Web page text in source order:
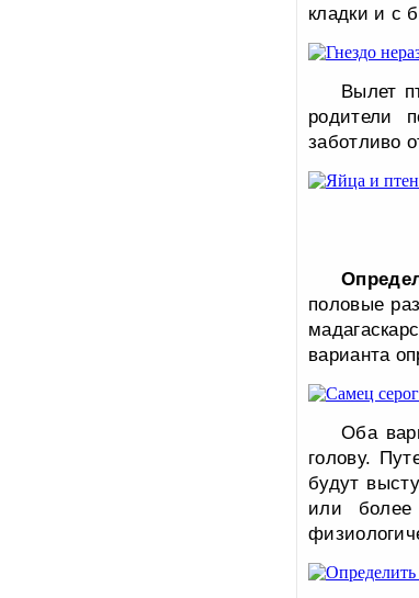
кладки и с
Вылет
родители
заботливо
половые
варианта
Оба
голову.
будут
или